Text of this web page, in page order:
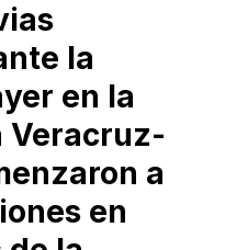
la
en la
Veracruz-
a
en